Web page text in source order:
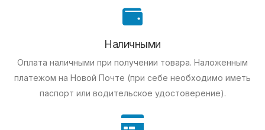
Наличными
Оплата наличными при получении товара. Наложенным
платежом на Новой Почте (при себе необходимо иметь
паспорт или водительское удостоверение).